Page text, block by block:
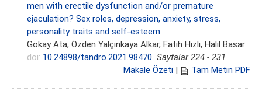
men with erectile dysfunction and/or premature
ejaculation? Sex roles, depression, anxiety, stress,
personality traits and self-esteem
Gökay Ata, Özden Yalçınkaya Alkar, Fatih Hızlı, Halil Basar
doi: 10.24898/tandro.2021.98470 Sayfalar 224 - 231
Makale Özeti
Tam Metin PDF